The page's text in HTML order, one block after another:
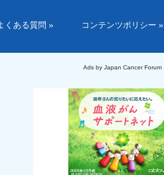
くある質問 » コンテンツポリシー »
Ads by Japan Cancer Forum